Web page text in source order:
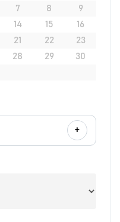
7 8
9
14 15
16
21 22
23
28 29
30
+